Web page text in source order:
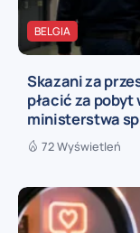
BELGIA
Skazani za
płacić za pobyt
ministerstwa
72 Wyświetleń